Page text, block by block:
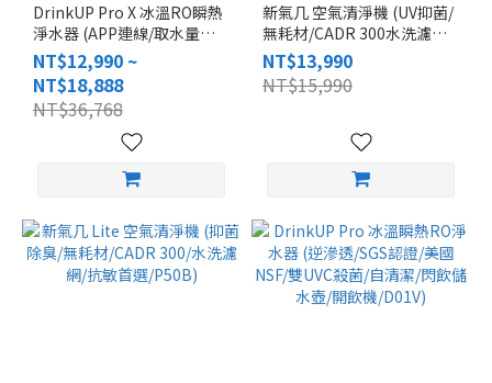
DrinkUP Pro X 冰溫RO瞬熱
淨水器 (APP連線/取水量紀
錄/TDS水質/逆滲透/SGS認
證/美國NSF/雙UVC殺菌/水壺
2入/開飲機/D01VW)
NT$12,990 ~
NT$18,888
NT$36,768
新氣几 空氣清淨機 (UV抑菌/
無耗材/CADR 300水洗濾網/
寵物家庭推薦/P50)
NT$13,990
NT$15,990